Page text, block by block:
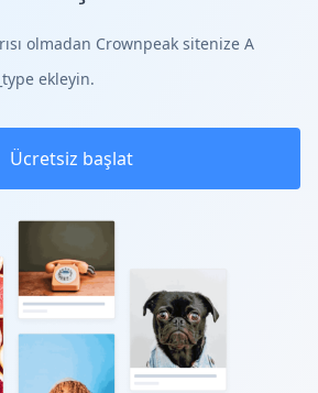
olmadan Crownpeak sitenize A
ekleyin.
Ücretsiz başlat